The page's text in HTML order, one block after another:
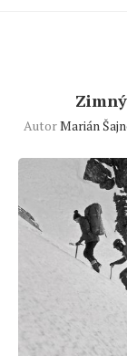
AutorMarián